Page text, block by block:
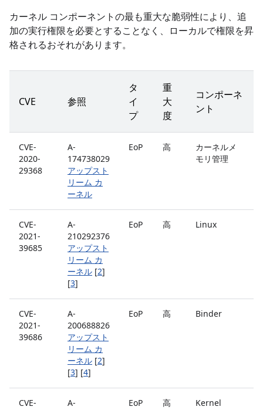
カーネル コンポーネントの最も重大な脆弱性により、追
加の実行権限を必要とすることなく、ローカルで権限を昇
格されるおそれがあります。
CVE 参照
タ
イ
プ
重
大
度
コンポーネ
ント
CVE-
2020-
29368
A-
174738029
アップスト
リーム カ
ーネル
EoP 高
カーネルメ
モリ管理
CVE-
2021-
39685
A-
210292376
アップスト
リーム カ
ーネル [2]
[3]
EoP 高 Linux
CVE-
2021-
39686
A-
200688826
アップスト
リーム カ
ーネル [2]
[3] [4]
EoP 高 Binder
CVE-
A-
EoP 高 Kernel